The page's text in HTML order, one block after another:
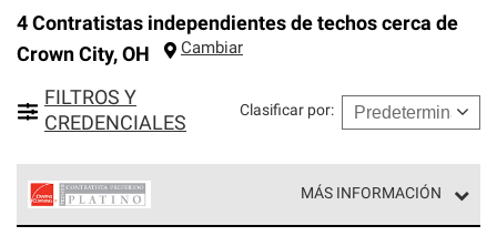
4 Contratistas independientes de techos cerca de
Crown City, OH Cambiar
FILTROS Y
CREDENCIALES
Clasificar por:
MÁS INFORMACIÓN